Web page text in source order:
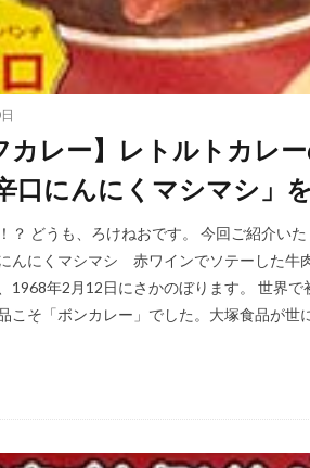
カレー】レトルトカレ
口にんにくマシマシ」
？ どうも、ろけねおです。 今回ご紹介い
んにくマシマシ 赤ワインでソテーした
1968年2月12日にさかのぼります。 世界
こそ「ボンカレー」でした。大塚食品が